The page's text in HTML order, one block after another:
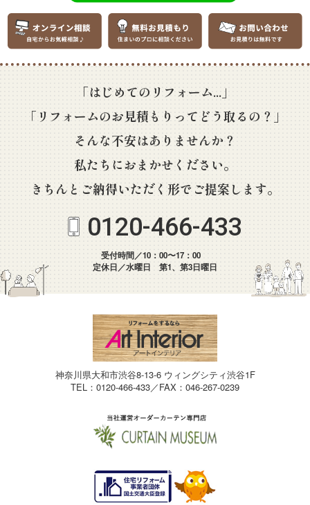
「はじめてのリフォーム...」
「リフォームのお見積もりってどう取るの？」
そんな不安はありませんか？
私たちにおまかせください。
きちんとご納得いただく形でご提案します。
0120-466-433
受付時間／10：00〜17：00
定休日／水曜日 第1、第3日曜日
神奈川県大和市渋谷8-13-6 ウィングシティ渋谷1F
TEL：0120-466-433／FAX：046-267-0239